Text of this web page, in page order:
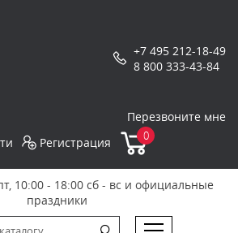
+7 495 212-18-49
8 800 333-43-84
Перезвоните мне
Регистрация 0
10:00 - 18:00 сб - вс и официальные
праздники